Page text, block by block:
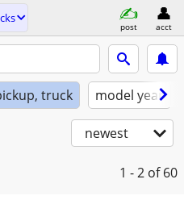
post acct
truck model year
newest
1 - 2 of 60